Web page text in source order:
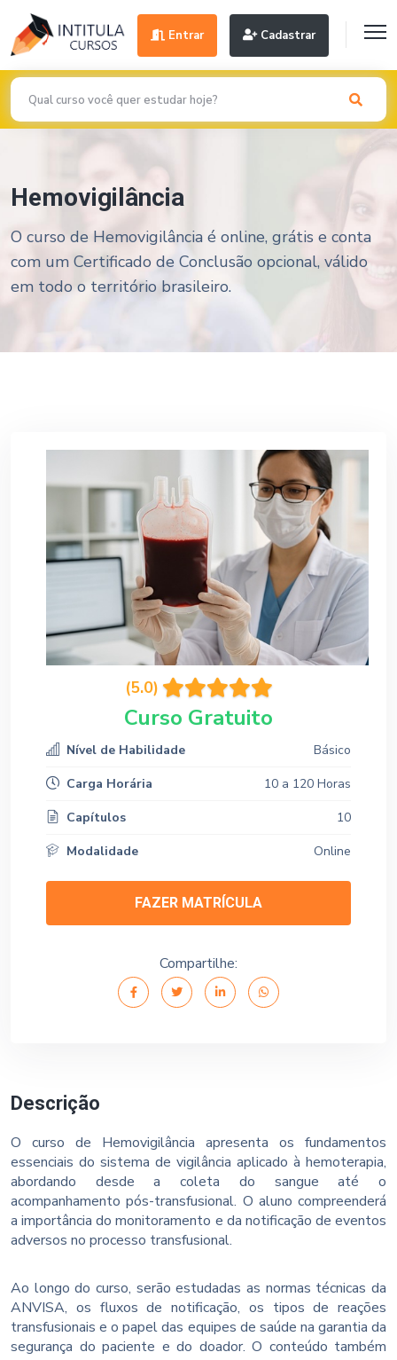
Entrar Cadastrar
Hemovigilância
O curso de Hemovigilância é online, grátis e conta
com um Certificado de Conclusão opcional, válido
em todo o território brasileiro.
Descrição
O curso de Hemovigilância apresenta os fundamentos
essenciais do sistema de vigilância aplicado à hemoterapia,
abordando desde a coleta do sangue até o
acompanhamento pós-transfusional. O aluno compreenderá
a importância do monitoramento e da notificação de eventos
adversos no processo transfusional.
Ao longo do curso, serão estudadas as normas técnicas da
ANVISA, os fluxos de notificação, os tipos de reações
transfusionais e o papel das equipes de saúde na garantia da
segurança do paciente e do doador. O conteúdo também
(5.0)
Curso Gratuito
Nível de Habilidade
Básico
Carga Horária
10 a 120 Horas
Capítulos
10
Modalidade
Online
FAZER MATRÍCULA
Compartilhe: